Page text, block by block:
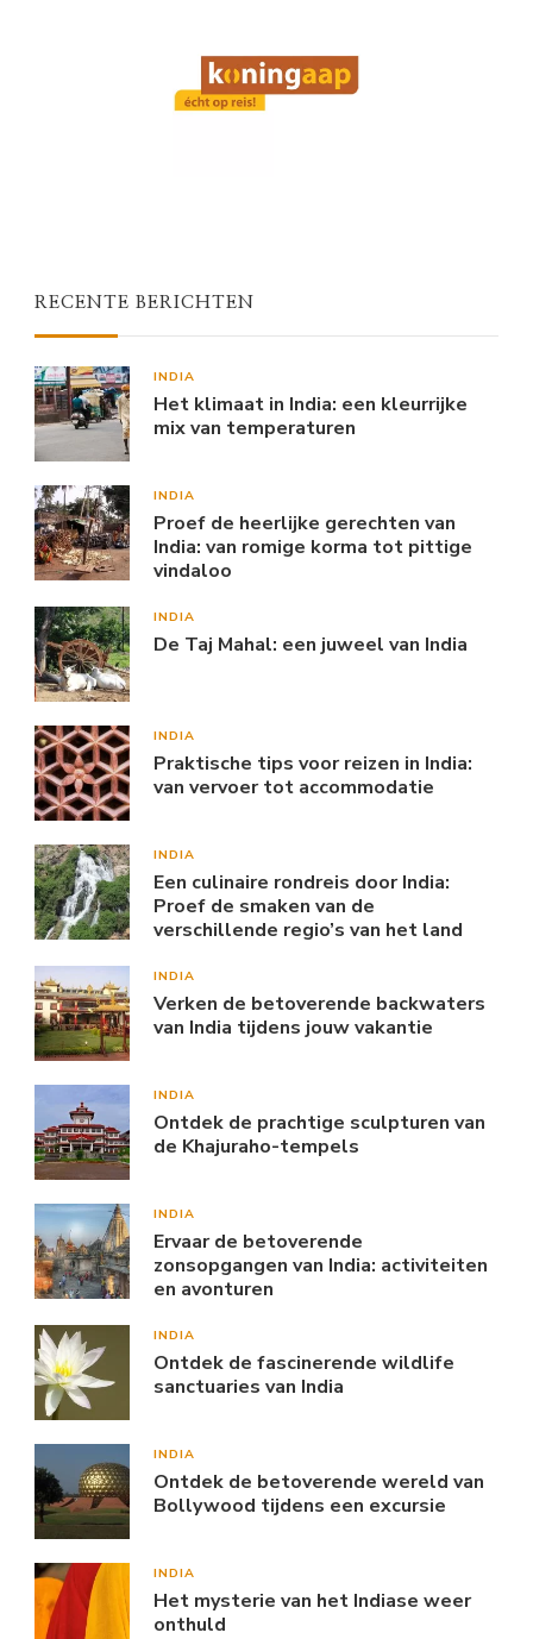
RECENTE BERICHTEN
INDIA
Het klimaat in India: een kleurrijke
mix van temperaturen
INDIA
Proef de heerlijke gerechten van
India: van romige korma tot pittige
vindaloo
INDIA
De Taj Mahal: een juweel van India
INDIA
Praktische tips voor reizen in India:
van vervoer tot accommodatie
INDIA
Een culinaire rondreis door India:
Proef de smaken van de
verschillende regio’s van het land
INDIA
Verken de betoverende backwaters
van India tijdens jouw vakantie
INDIA
Ontdek de prachtige sculpturen van
de Khajuraho-tempels
INDIA
Ervaar de betoverende
zonsopgangen van India: activiteiten
en avonturen
INDIA
Ontdek de fascinerende wildlife
sanctuaries van India
INDIA
Ontdek de betoverende wereld van
Bollywood tijdens een excursie
INDIA
Het mysterie van het Indiase weer
onthuld